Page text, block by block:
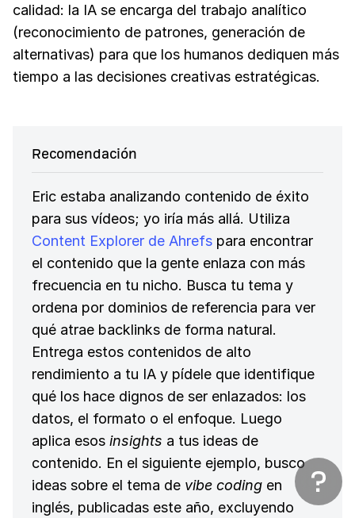
calidad: la IA se encarga del trabajo analítico
(reconocimiento de patrones, generación de
alternativas) para que los humanos dediquen más
tiempo a las decisiones creativas estratégicas.
Recomendación
Eric estaba analizando contenido de éxito
para sus vídeos; yo iría más allá. Utiliza
Content Explorer de Ahrefs para encontrar
el contenido que la gente enlaza con más
frecuencia en tu nicho. Busca tu tema y
ordena por dominios de referencia para ver
qué atrae backlinks de forma natural.
Entrega estos contenidos de alto
rendimiento a tu IA y pídele que identifique
qué los hace dignos de ser enlazados: los
datos, el formato o el enfoque. Luego
aplica esos insights a tus ideas de
contenido. En el siguiente ejemplo, busco
ideas sobre el tema de vibe coding en
inglés, publicadas este año, excluyendo